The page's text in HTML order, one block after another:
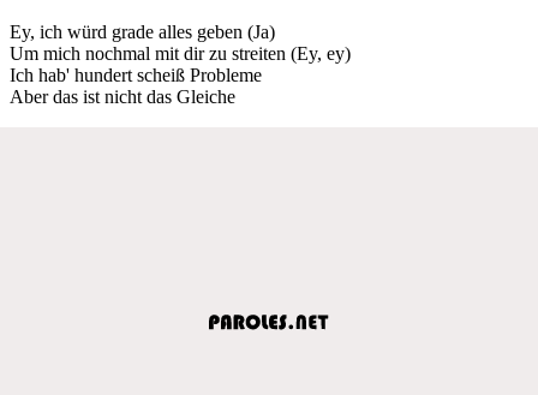
Ey, ich würd grade alles geben (Ja)
Um mich nochmal mit dir zu streiten (Ey, ey)
Ich hab' hundert scheiß Probleme
Aber das ist nicht das Gleiche